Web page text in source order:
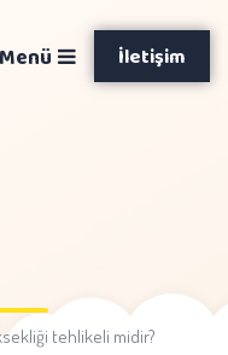
İletişim
Menü
tehlikeli midir?